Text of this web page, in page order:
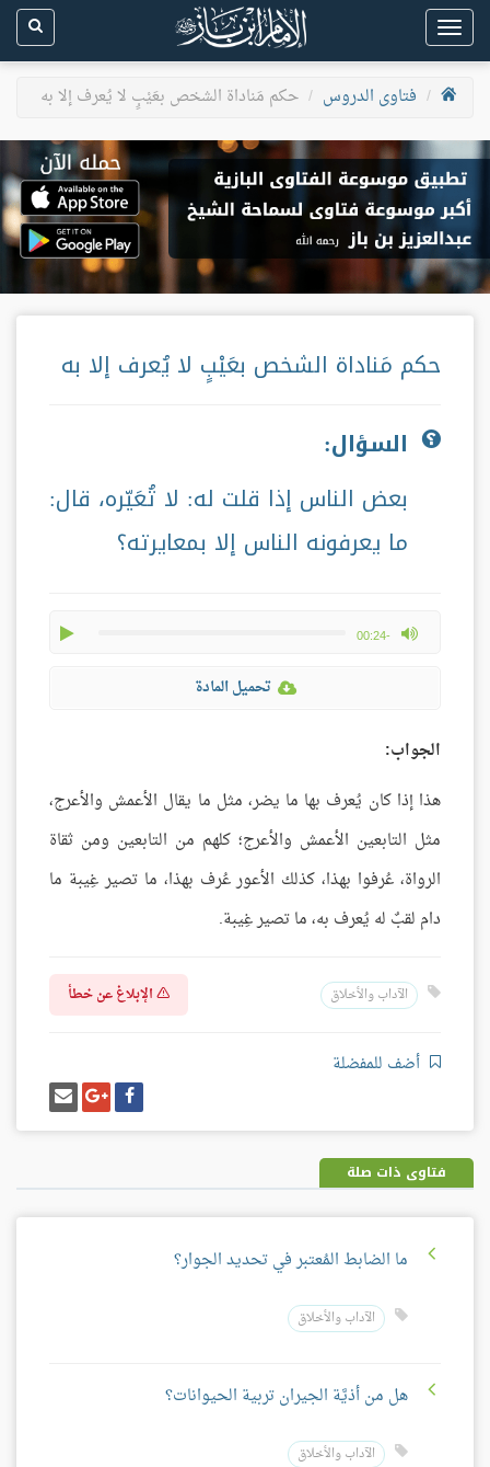
Toggle
navigation
فتاوى الدروس
حكم مَناداة الشخص بعَيْبٍ لا يُعرف إلا به
حكم مَناداة الشخص بعَيْبٍ لا يُعرف إلا به
السؤال:
بعض الناس إذا قلت له: لا تُعَيّره، قال:
ما يعرفونه الناس إلا بمعايرته؟
-00:24
max volume
تحميل المادة
الجواب:
هذا إذا كان يُعرف بها ما يضر، مثل ما يقال الأعمش والأعرج،
مثل التابعين الأعمش والأعرج؛ كلهم من التابعين ومن ثقاة
الرواة، عُرفوا بهذا، كذلك الأعور عُرف بهذا، ما تصير غِيبة ما
دام لقبٌ له يُعرف به، ما تصير غِيبة.
الآداب والأخلاق الإبلاغ عن خطأ
أضف للمفضلة
شارك
على
فيسبوك
شارك
على
غوغل
بلس
إرسل
إيميل
فتاوى ذات صلة
ما الضابط المُعتبر في تحديد الجوار؟
الآداب والأخلاق
هل من أذيَّة الجيران تربية الحيوانات؟
الآداب والأخلاق